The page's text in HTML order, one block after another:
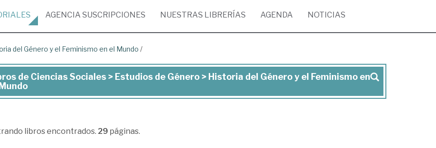
AGENCIA SUSCRIPCIONES NUESTRAS LIBRERÍAS AGENDA NOTICIAS
del Género y el Feminismo en el Mundo /
de Ciencias Sociales > Estudios de Género > Historia del Género y el Feminismo en
libros encontrados. 29 páginas.